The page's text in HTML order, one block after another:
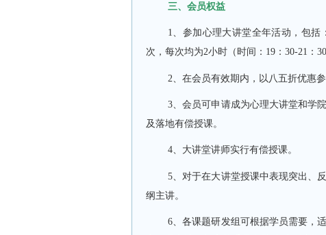
三、会员权益
1、参加心理大讲堂全年活动，包
次，每次均为2小时（时间：19：30-21：
2、在会员有效期内，以八五折优惠参
3、会员可申请成为心理大讲堂和学
及落地有偿授课。
4、大讲堂讲师实行有偿授课。
5、对于在大讲堂授课中表现突出、
纲主讲。
6、各课题研发组可根据学员需要，